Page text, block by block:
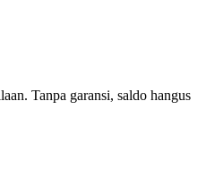
Tanpa garansi, saldo hangus